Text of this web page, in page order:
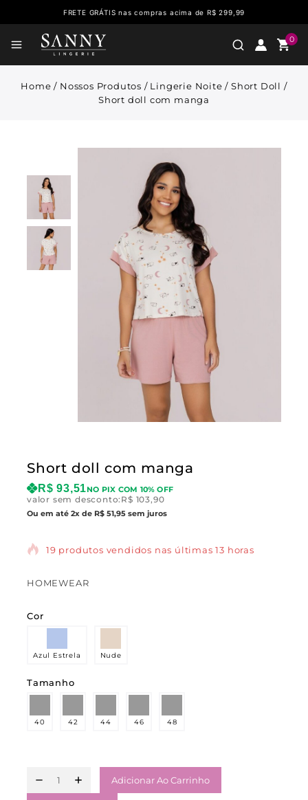
FRETE GRÁTIS nas compras acima de R$ 299,99
0
Home / Nossos Produtos / Lingerie Noite / Short Doll /
Short doll com manga
Short doll com manga
R$ 93,51NO PIX COM 10% OFF
valor sem desconto: R$ 103,90
Ou em até 2x de R$ 51,95 sem juros
19 produtos vendidos nas últimas 13 horas
HOMEWEAR
Cor
Azul Estrela Nude
Tamanho
40 42 44 46 48
Adicionar Ao Carrinho